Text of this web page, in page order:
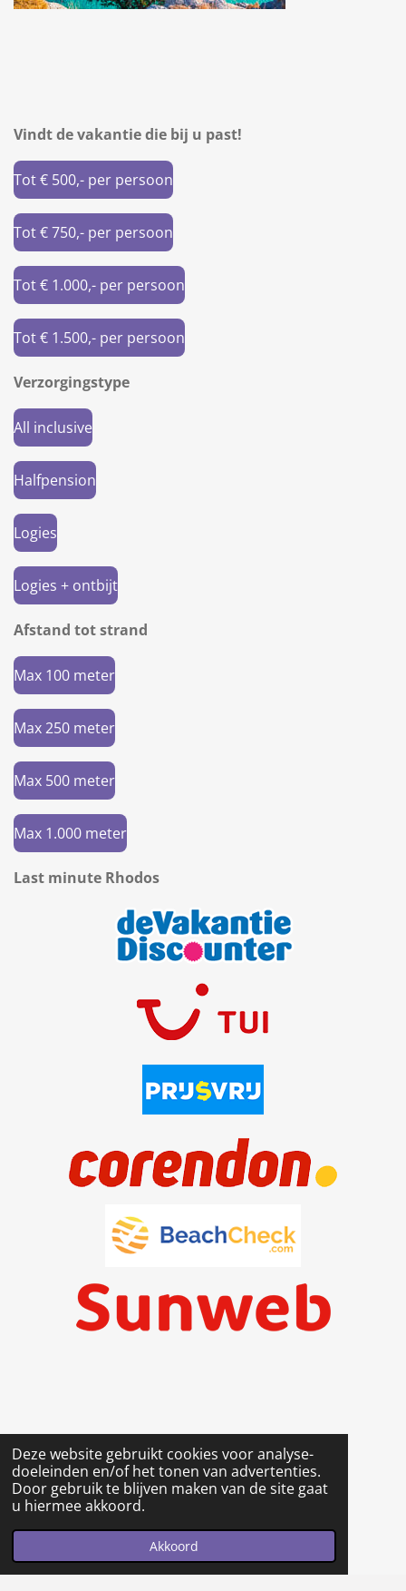
Deze website gebruikt cookies voor analyse-
doeleinden en/of het tonen van advertenties.
Door gebruik te blijven maken van de site gaat
u hiermee akkoord.
Akkoord
Vindt de vakantie die bij u past!
Tot € 500,- per persoon
Tot € 750,- per persoon
Tot € 1.000,- per persoon
Tot € 1.500,- per persoon
Verzorgingstype
All inclusive
Halfpension
Logies
Logies + ontbijt
Afstand tot strand
Max 100 meter
Max 250 meter
Max 500 meter
Max 1.000 meter
Last minute Rhodos